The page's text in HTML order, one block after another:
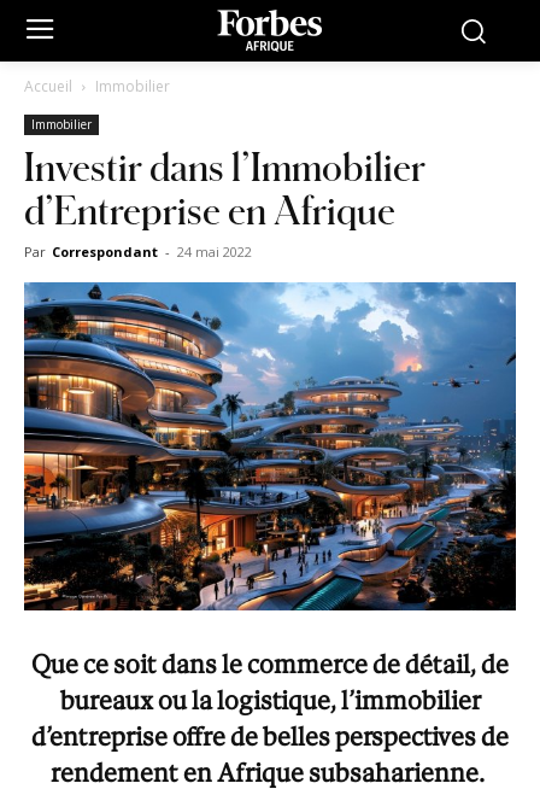
Accueil Immobilier
Immobilier
Investir dans l’Immobilier
d’Entreprise en Afrique
Par Correspondant - 24 mai 2022
Que ce soit dans le commerce de détail, de
bureaux ou la logistique, l’immobilier
d’entreprise offre de belles perspectives de
rendement en Afrique subsaharienne.